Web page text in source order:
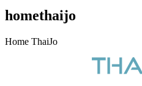
homethaijo
Home ThaiJo